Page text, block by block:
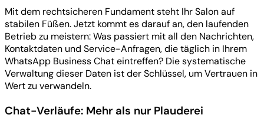
Mit dem rechtsicheren Fundament steht Ihr Salon auf
stabilen Füßen. Jetzt kommt es darauf an, den laufenden
Betrieb zu meistern: Was passiert mit all den Nachrichten,
Kontaktdaten und Service-Anfragen, die täglich in Ihrem
WhatsApp Business Chat eintreffen? Die systematische
Verwaltung dieser Daten ist der Schlüssel, um Vertrauen in
Wert zu verwandeln.
Chat-Verläufe: Mehr als nur Plauderei